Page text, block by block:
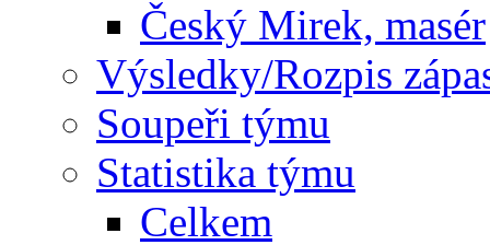
Český Mirek, masér
Výsledky/Rozpis
Soupeři týmu
Statistika týmu
Celkem